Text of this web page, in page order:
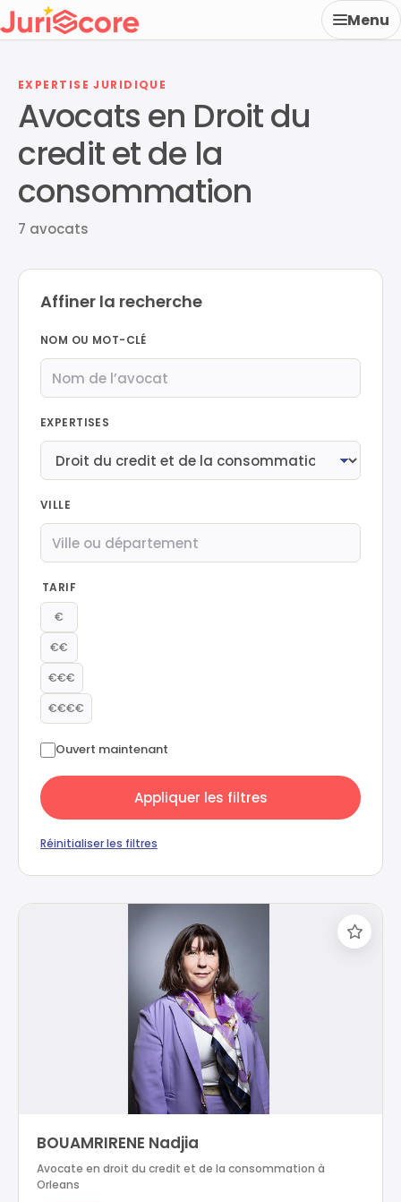
Menu
EXPERTISE JURIDIQUE
Avocats en Droit du
credit et de la
consommation
7 avocats
Affiner la recherche
NOM OU MOT-CLÉ
EXPERTISES
VILLE
TARIF
€
€€
€€€
€€€€
Ouvert maintenant
Appliquer les filtres
Réinitialiser les filtres
BOUAMRIRENE Nadjia
Avocate en droit du credit et de la consommation à
Orleans